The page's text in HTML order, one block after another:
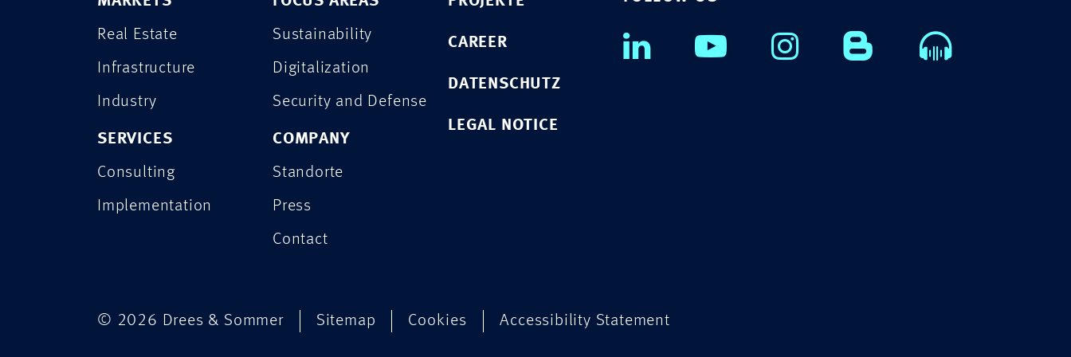
Real Estate
Infrastructure
Industry
SERVICES
Consulting
Implementation
Sustainability
Digitalization
Security and Defense
COMPANY
Standorte
Press
Contact
CAREER
DATENSCHUTZ
LEGAL NOTICE
© 2026 Drees & Sommer Sitemap Cookies Accessibility Statement